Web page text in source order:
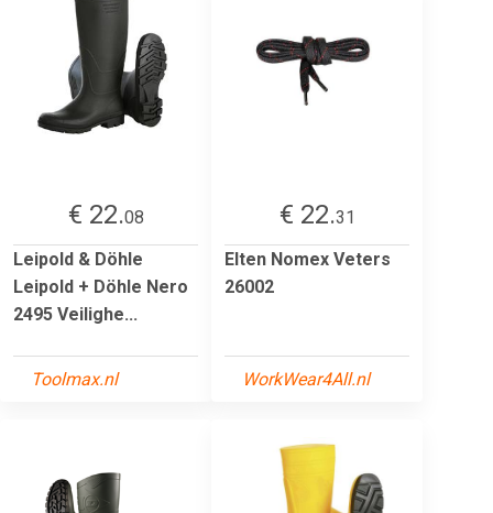
€ 22.08
Leipold & Döhle
Leipold + Döhle Nero
2495 Veilighe...
Toolmax.nl
€ 22.31
Elten Nomex Veters
26002
WorkWear4All.nl